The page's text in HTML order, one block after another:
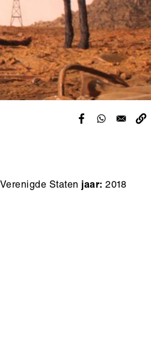
Verenigde Staten jaar:2018